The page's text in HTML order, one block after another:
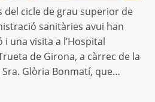
del cicle de grau superior de
sanitàries avui han
una visita a l’Hospital
de Girona, a càrrec de la
Glòria Bonmatí, que…